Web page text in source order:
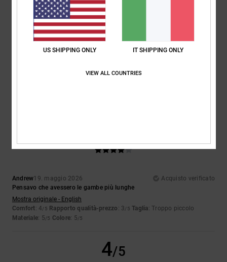
1. luglio 2026
Acquisto verificato
Mostra originale - Castellano
Andrew19. maggio 2026
Acquisto verificato
Pensavo che avessero le gambe più lunghe
Mostra originale - English
Comfort: 4/5 Rapporto qualità-prezzo : 3/5 Taglia: Troppo piccolo
Materiale: 5/5 Colore: 5/5
4/5
US SHIPPING ONLY IT SHIPPING ONLY
VIEW ALL COUNTRIES